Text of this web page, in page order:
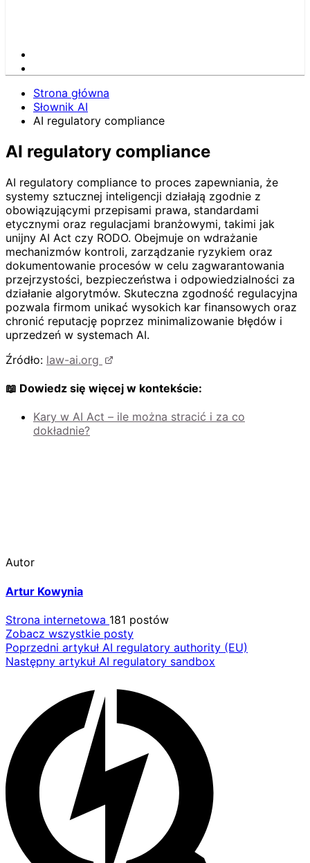
Strona główna
Słownik AI
AI regulatory compliance
AI regulatory compliance
AI regulatory compliance to proces zapewniania, że
systemy sztucznej inteligencji działają zgodnie z
obowiązującymi przepisami prawa, standardami
etycznymi oraz regulacjami branżowymi, takimi jak
unijny AI Act czy RODO. Obejmuje on wdrażanie
mechanizmów kontroli, zarządzanie ryzykiem oraz
dokumentowanie procesów w celu zagwarantowania
przejrzystości, bezpieczeństwa i odpowiedzialności za
działanie algorytmów. Skuteczna zgodność regulacyjna
pozwala firmom unikać wysokich kar finansowych oraz
chronić reputację poprzez minimalizowanie błędów i
uprzedzeń w systemach AI.
Źródło: law-ai.org
📖 Dowiedz się więcej w kontekście:
Kary w AI Act – ile można stracić i za co
dokładnie?
Autor
Artur Kowynia
Strona internetowa 181 postów
Zobacz wszystkie posty
Nawigacja
wpisu
Poprzedni artykuł AI regulatory authority (EU)
Następny artykuł AI regulatory sandbox